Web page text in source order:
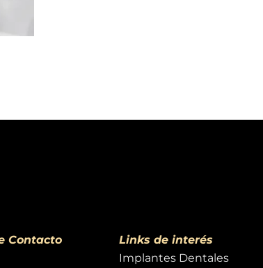
Contacto
Links de interés
Implantes Dentales